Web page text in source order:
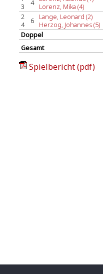
3
4
Lorenz, Mika (4)
2
4
6
Lange, Leonard (2)
Herzog, Johannes (5)
Doppel
Gesamt
Spielbericht (pdf)